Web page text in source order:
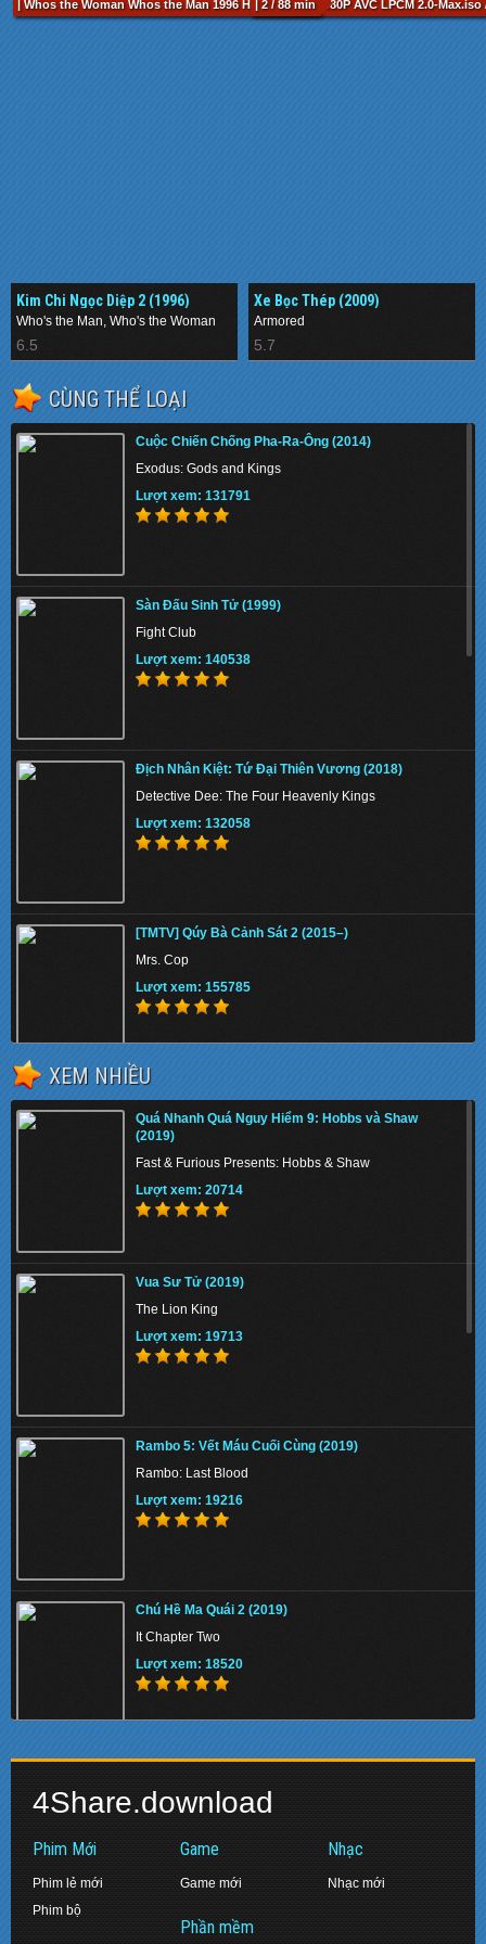
| Whos the Woman Whos the Man 1996 HKG Blu-ray 1080P AVC LPCM 2.0-Max.iso
Kim Chi Ngọc Diệp 2 (1996)
Who's the Man, Who's the Woman
6.5
| 2 / 88 min
Xe Bọc Thép (2009)
Armored
5.7
CÙNG THỂ LOẠI
Cuộc Chiến Chống Pha-Ra-Ông (2014)
Exodus: Gods and Kings
Lượt xem: 131791
Sàn Đấu Sinh Tử (1999)
Fight Club
Lượt xem: 140538
Địch Nhân Kiệt: Tứ Đại Thiên Vương (2018)
Detective Dee: The Four Heavenly Kings
Lượt xem: 132058
[TMTV] Qúy Bà Cảnh Sát 2 (2015–)
Mrs. Cop
Lượt xem: 155785
Chiến Binh Puli (2015)
Puli
Danh Viện Vọng Tộc ()
Silver Spoon, Sterling Shackles - TVB
Lượt xem: 153591
MaiKa Cô Bé Từ Trên Trời Rơi Xuống
She Came Out of the Blue Sky
Lượt xem: 134797
Nữ Trạng Tài Danh – Word Twisters’ Adventures –
鐵咀銀牙 (TVB 2007) (20 Tập) ()
Nữ Trạng Tài Danh - Word Twisters' Adventures - 鐵
Lượt xem: 147745
Lượt xem: 154337
Sát Phá Lang (2005)
XEM NHIỀU
Quá Nhanh Quá Nguy Hiểm 9: Hobbs và Shaw
(2019)
Fast & Furious Presents: Hobbs & Shaw
Lượt xem: 20714
Vua Sư Tử (2019)
The Lion King
Lượt xem: 19713
Rambo 5: Vết Máu Cuối Cùng (2019)
Rambo: Last Blood
Lượt xem: 19216
Chú Hề Ma Quái 2 (2019)
It Chapter Two
Lượt xem: 18520
Avengers: Endgame
Diệp Vấn 2: Tôn Sư Truyền Kỳ (2010)
4Share.download
Phim Mới
Phim lẻ mới
Phim bộ
Game
Game mới
Phần mềm
Nhạc
Nhạc mới